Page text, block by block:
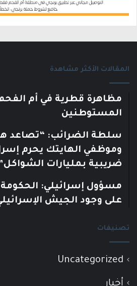
المقالات الأكثر مشاهدة
مظاهرة قطرية في أم
المستوطنين
سلطة الضرائب: “تصاعد
وموظفي الهايتك يحرم
ضريبية بمليارات
مسؤول إسرائيلي: الحكومة
على وجود الجيش
تصنيفات
Uncategorized